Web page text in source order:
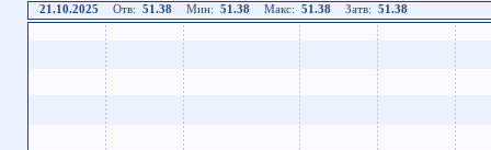
21.10.2025
Отв: 51.38 Мин: 51.38 Макс: 51.38 Затв: 51.38